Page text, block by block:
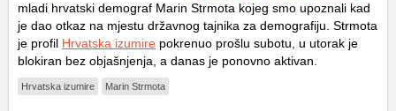
mladi hrvatski demograf Marin Strmota kojeg smo upoznali kad
je dao otkaz na mjestu državnog tajnika za demografiju. Strmota
je profil Hrvatska izumire pokrenuo prošlu subotu, u utorak je
blokiran bez objašnjenja, a danas je ponovno aktivan.
Hrvatska izumire Marin Strmota